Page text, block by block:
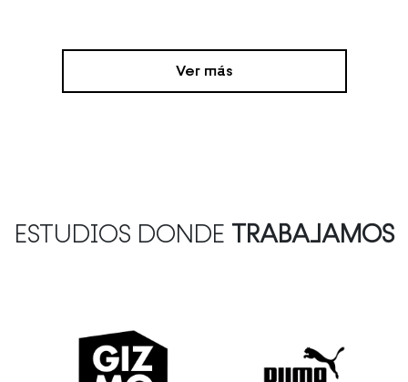
Ver más
ESTUDIOS DONDE TRABAJAMOS